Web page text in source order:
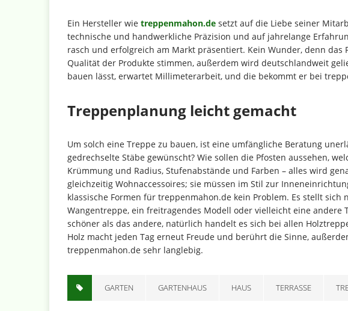
Ein Hersteller wie treppenmahon.de setzt auf die Liebe seiner
technische und handwerkliche Präzision und auf jahrelange
rasch und erfolgreich am Markt präsentiert. Kein Wunder, denn das
Qualität der Produkte stimmen, außerdem wird deutschlandweit
bauen lässt, erwartet Millimeterarbeit, und die bekommt er bei
Treppenplanung leicht gemacht
Um solch eine Treppe zu bauen, ist eine umfängliche Beratung
gedrechselte Stäbe gewünscht? Wie sollen die Pfosten aussehen,
Krümmung und Radius, Stufenabstände und Farben – alles wird
gleichzeitig Wohnaccessoires; sie müssen im Stil zur
klassische Formen für treppenmahon.de kein Problem. Es stellt sich
Wangentreppe, ein freitragendes Modell oder vielleicht eine andere
schöner als das andere, natürlich handelt es sich bei allen
Holz macht jeden Tag erneut Freude und berührt die Sinne,
treppenmahon.de sehr langlebig.
GARTEN GARTENHAUS HAUS TERRASSE